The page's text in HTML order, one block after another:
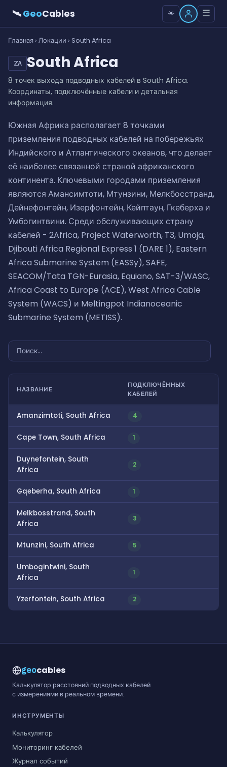
🛰GeoCables ☀️ ☰
Главная › Локации › South Africa
ZA South Africa
8 точек выхода подводных кабелей в South Africa.
Координаты, подключённые кабели и детальная
информация.
Южная Африка располагает 8 точками
приземления подводных кабелей на побережьях
Индийского и Атлантического океанов, что делает
её наиболее связанной страной африканского
континента. Ключевыми городами приземления
являются Амансимтоти, Мтунзини, Мелкбосстранд,
Дейнефонтейн, Изерфонтейн, Кейптаун, Гкеберха и
Умбогинтвини. Среди обслуживающих страну
кабелей - 2Africa, Project Waterworth, T3, Umoja,
Djibouti Africa Regional Express 1 (DARE 1), Eastern
Africa Submarine System (EASSy), SAFE,
SEACOM/Tata TGN-Eurasia, Equiano, SAT-3/WASC,
Africa Coast to Europe (ACE), West Africa Cable
System (WACS) и Meltingpot Indianoceanic
Submarine System (METISS).
НАЗВАНИЕ
ПОДКЛЮЧЁННЫХ
КАБЕЛЕЙ
Amanzimtoti, South Africa 4
Cape Town, South Africa 1
Duynefontein, South
Africa
2
Gqeberha, South Africa 1
Melkbosstrand, South
Africa
3
Mtunzini, South Africa 5
Umbogintwini, South
Africa
1
Yzerfontein, South Africa 2
geocables
Калькулятор расстояний подводных кабелей
с измерениями в реальном времени.
ИНСТРУМЕНТЫ
Калькулятор
Мониторинг кабелей
Журнал событий